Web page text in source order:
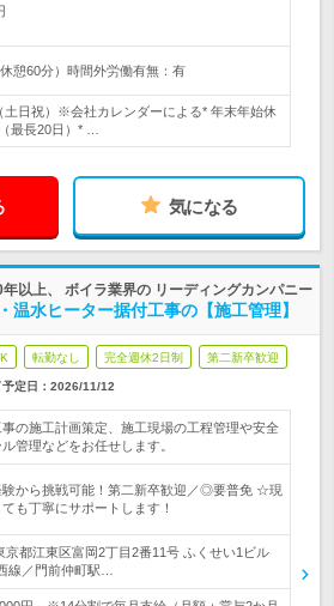
憩60分）時間外労働有無：有
土日祝）※会社カレンダーによる* 年末年始休
最長20日）* …
気になる
以上、 ボイラ業界の リーディングカンパニー
水ヒーター据付工事の【施工管理】
転勤なし 完全週休2日制 第二新卒歓迎
定日： 2026/11/12
の施工計画策定、施工現場の工程管理や安全
管理などをお任せします。
験から挑戦可能！第二新卒歓迎／◎要普免 ☆現
も丁寧にサポートします！
京都江東区富岡2丁目2番11号 ふくせい1ビル
線／門前仲町駅…